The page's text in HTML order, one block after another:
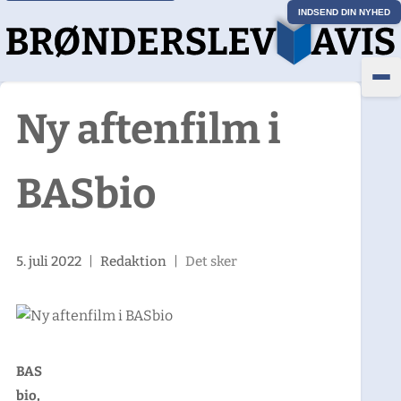
INDSEND DIN NYHED
Ny aftenfilm i
BASbio
5. juli 2022 |Redaktion |Det sker
BAS
bio,